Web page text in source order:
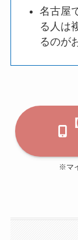
名古屋
る人は
るのが
※マ